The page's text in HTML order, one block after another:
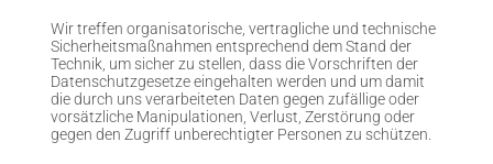
Wir treffen organisatorische, vertragliche und technische
Sicherheitsmaßnahmen entsprechend dem Stand der
Technik, um sicher zu stellen, dass die Vorschriften der
Datenschutzgesetze eingehalten werden und um damit
die durch uns verarbeiteten Daten gegen zufällige oder
vorsätzliche Manipulationen, Verlust, Zerstörung oder
gegen den Zugriff unberechtigter Personen zu schützen.